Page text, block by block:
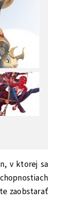
v ktorej sa
zaobstarať